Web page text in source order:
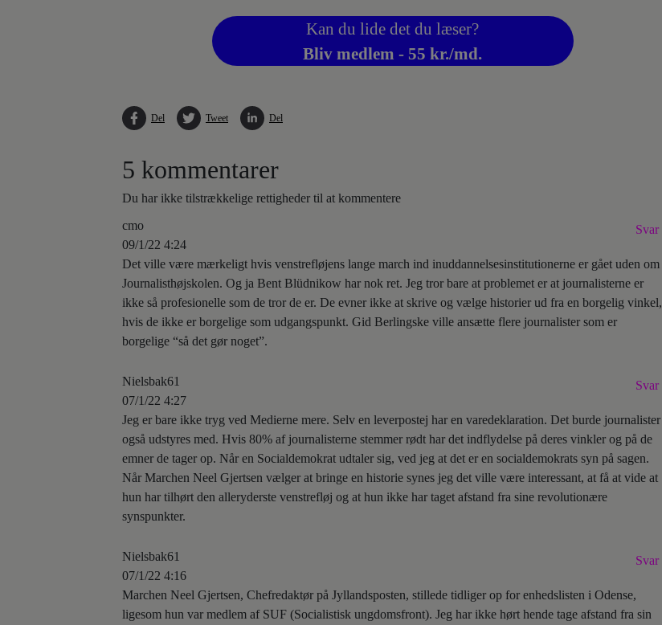
Kan du lide det du læser?
Bliv medlem - 55 kr./md.
Del Tweet Del
5 kommentarer
Du har ikke tilstrækkelige rettigheder til at kommentere
cmo
09/1/22 4:24
Det ville være mærkeligt hvis venstrefløjens lange march ind inuddannelsesinstitutionerne er gået uden om
Journalisthøjskolen. Og ja Bent Blüdnikow har nok ret. Jeg tror bare at problemet er at journalisterne er
ikke så profesionelle som de tror de er. De evner ikke at skrive og vælge historier ud fra en borgelig vinkel,
hvis de ikke er borgelige som udgangspunkt. Gid Berlingske ville ansætte flere journalister som er
borgelige “så det gør noget”.
Svar
Nielsbak61
07/1/22 4:27
Jeg er bare ikke tryg ved Medierne mere. Selv en leverpostej har en varedeklaration. Det burde journalister
også udstyres med. Hvis 80% af journalisterne stemmer rødt har det indflydelse på deres vinkler og på de
emner de tager op. Når en Socialdemokrat udtaler sig, ved jeg at det er en socialdemokrats syn på sagen.
Når Marchen Neel Gjertsen vælger at bringe en historie synes jeg det ville være interessant, at få at vide at
hun har tilhørt den alleryderste venstrefløj og at hun ikke har taget afstand fra sine revolutionære
synspunkter.
Svar
Nielsbak61
07/1/22 4:16
Marchen Neel Gjertsen, Chefredaktør på Jyllandsposten, stillede tidliger op for enhedslisten i Odense,
ligesom hun var medlem af SUF (Socialistisk ungdomsfront). Jeg har ikke hørt hende tage afstand fra sin
Svar